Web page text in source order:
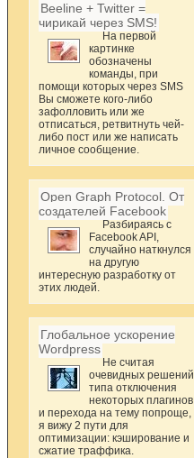
Beeline + Twitter =
чирикай через SMS!
На первой
картинке
обозначены
команды, при
помощи которых через SMS
Вы сможете кого-либо
зафолловить или же
отписаться, ретвитнуть чей-
либо пост или же написать
личное сообщение.
Open Graph Protocol. От
создателей Facebook
Разбираясь с
Facebook API,
случайно наткнулся
на другую
интересную разработку от
этих людей.
Глобальное ускорение
Wordpress
Не считая
очевидных решений
типа отключения
некоторых плагинов
и перехода на тему попроще,
я вижу 2 пути для
оптимизации: кэширование и
сжатие траффика.